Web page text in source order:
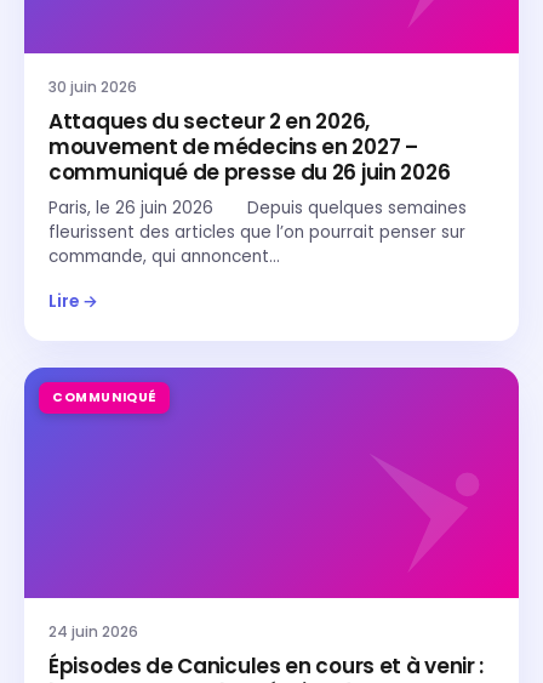
30 juin 2026
Attaques du secteur 2 en 2026,
mouvement de médecins en 2027 –
communiqué de presse du 26 juin 2026
Paris, le 26 juin 2026 Depuis quelques semaines
fleurissent des articles que l’on pourrait penser sur
commande, qui annoncent…
Lire →
COMMUNIQUÉ
24 juin 2026
Épisodes de Canicules en cours et à venir :